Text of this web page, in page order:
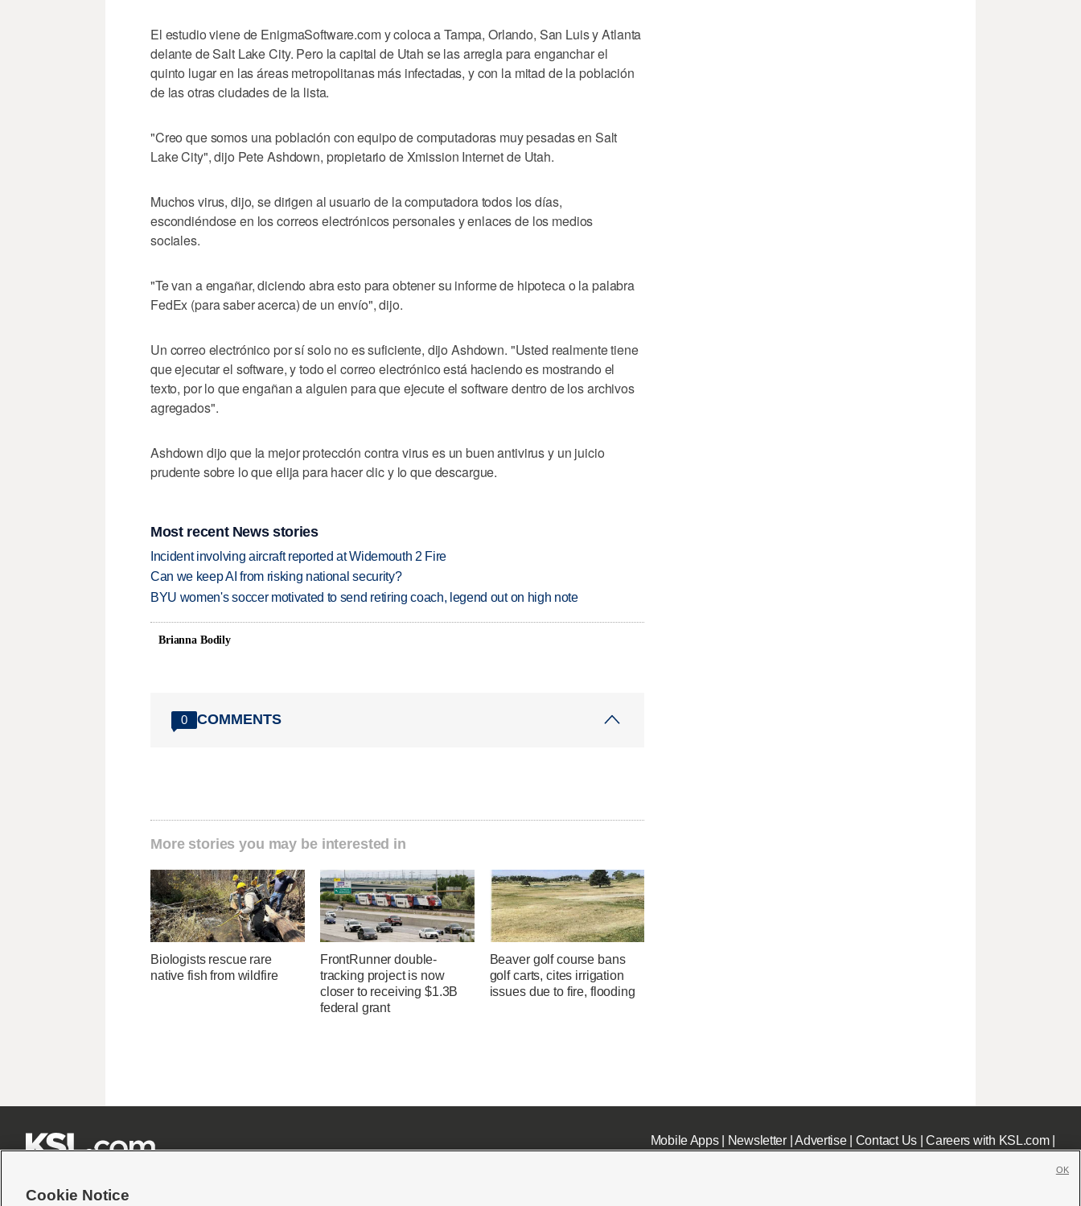
El estudio viene de EnigmaSoftware.com y coloca a Tampa, Orlando, San Luis y Atlanta
delante de Salt Lake City. Pero la capital de Utah se las arregla para enganchar el
quinto lugar en las áreas metropolitanas más infectadas, y con la mitad de la población
de las otras ciudades de la lista.
"Creo que somos una población con equipo de computadoras muy pesadas en Salt
Lake City", dijo Pete Ashdown, propietario de Xmission Internet de Utah.
Muchos virus, dijo, se dirigen al usuario de la computadora todos los días,
escondiéndose en los correos electrónicos personales y enlaces de los medios
sociales.
"Te van a engañar, diciendo abra esto para obtener su informe de hipoteca o la palabra
FedEx (para saber acerca) de un envío", dijo.
Un correo electrónico por sí solo no es suficiente, dijo Ashdown. "Usted realmente tiene
que ejecutar el software, y todo el correo electrónico está haciendo es mostrando el
texto, por lo que engañan a alguien para que ejecute el software dentro de los archivos
agregados".
Ashdown dijo que la mejor protección contra virus es un buen antivirus y un juicio
prudente sobre lo que elija para hacer clic y lo que descargue.
Most recent News stories
Incident involving aircraft reported at Widemouth 2 Fire
Can we keep AI from risking national security?
BYU women's soccer motivated to send retiring coach, legend out on high note
Brianna Bodily
0 COMMENTS
More stories you may be interested in
Biologists rescue rare
native fish from wildfire
FrontRunner double-
tracking project is now
closer to receiving $1.3B
federal grant
Beaver golf course bans
golf carts, cites irrigation
issues due to fire, flooding
Mobile Apps| Newsletter|Advertise| Contact Us|Careers with KSL.com|
Cookie Notice
OK